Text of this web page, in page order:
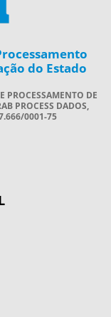
do Estado
PROCESSAMENTO DE
PROCESS DADOS,
0001-75